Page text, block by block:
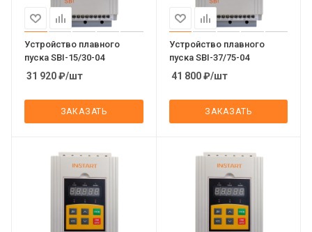
Устройство плавного
пуска SBI-15/30-04
31 920₽/шт
ЗАКАЗАТЬ
Устройство плавного
пуска SBI-37/75-04
41 800₽/шт
ЗАКАЗАТЬ